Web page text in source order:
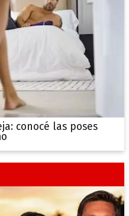
conocé las poses